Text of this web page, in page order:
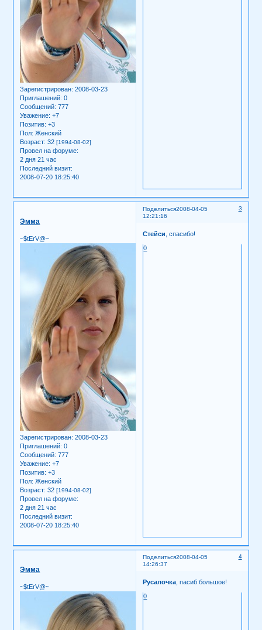
Зарегистрирован: 2008-03-23
Приглашений: 0
Сообщений: 777
Уважение: +7
Позитив: +3
Пол: Женский
Возраст: 32[1994-08-02]
Провел на форуме:
2 дня 21 час
Последний визит:
2008-07-20 18:25:40
Поделиться 3
2008-04-05
12:21:16
Эмма
~$tErV@~
Зарегистрирован: 2008-03-23
Приглашений: 0
Сообщений: 777
Уважение: +7
Позитив: +3
Пол: Женский
Возраст: 32[1994-08-02]
Провел на форуме:
2 дня 21 час
Последний визит:
2008-07-20 18:25:40
Стейси , спасибо!
0
Поделиться 4
2008-04-05
14:26:37
Эмма
~$tErV@~
Русалочка , пасиб большое!
0